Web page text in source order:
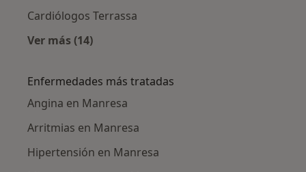
Cardiólogos Terrassa
Ver más (14)
Enfermedades más tratadas
Angina en Manresa
Arritmias en Manresa
Hipertensión en Manresa